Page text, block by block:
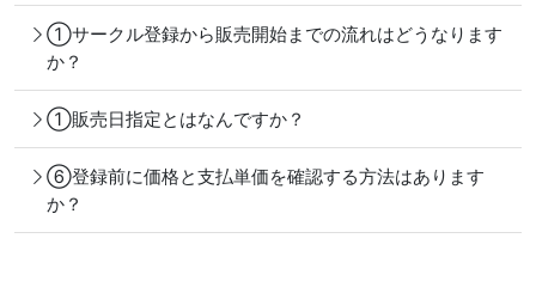
①サークル登録から販売開始までの流れはどうなります
か？
①販売日指定とはなんですか？
⑥登録前に価格と支払単価を確認する方法はあります
か？